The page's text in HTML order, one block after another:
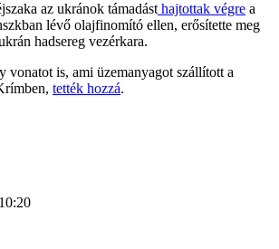
az ukránok támadást hajtottak végre a
lévő olajfinomító ellen, erősítette meg
hadsereg vezérkara.
vonatot is, ami üzemanyagot szállított a
tették hozzá.